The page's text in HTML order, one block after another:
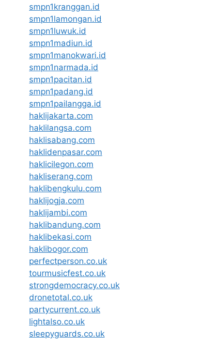
smpn1kranggan.id
smpn1lamongan.id
smpn1luwuk.id
smpn1madiun.id
smpn1manokwari.id
smpn1narmada.id
smpn1pacitan.id
smpn1padang.id
smpn1pailangga.id
haklijakarta.com
haklilangsa.com
haklisabang.com
haklidenpasar.com
haklicilegon.com
hakliserang.com
haklibengkulu.com
haklijogja.com
haklijambi.com
haklibandung.com
haklibekasi.com
haklibogor.com
perfectperson.co.uk
tourmusicfest.co.uk
strongdemocracy.co.uk
dronetotal.co.uk
partycurrent.co.uk
lightalso.co.uk
sleepyguards.co.uk